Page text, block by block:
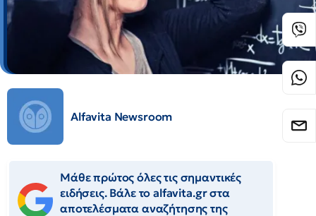
Alfavita Newsroom
Μάθε πρώτος όλες τις σημαντικές
ειδήσεις. Βάλε το alfavita.gr στα
αποτελέσματα αναζήτησης της